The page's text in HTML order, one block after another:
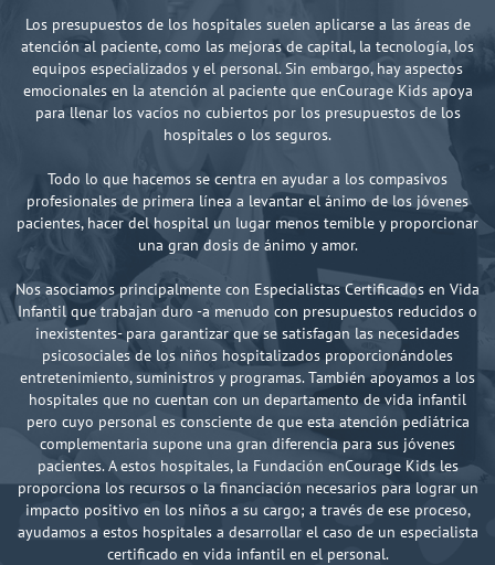
Los presupuestos de los hospitales suelen aplicarse a las áreas de
atención al paciente, como las mejoras de capital, la tecnología, los
equipos especializados y el personal. Sin embargo, hay aspectos
emocionales en la atención al paciente que enCourage Kids apoya
para llenar los vacíos no cubiertos por los presupuestos de los
hospitales o los seguros.
Todo lo que hacemos se centra en ayudar a los compasivos
profesionales de primera línea a levantar el ánimo de los jóvenes
pacientes, hacer del hospital un lugar menos temible y proporcionar
una gran dosis de ánimo y amor.
Nos asociamos principalmente con Especialistas Certificados en Vida
Infantil que trabajan duro -a menudo con presupuestos reducidos o
inexistentes- para garantizar que se satisfagan las necesidades
psicosociales de los niños hospitalizados proporcionándoles
entretenimiento, suministros y programas. También apoyamos a los
hospitales que no cuentan con un departamento de vida infantil
pero cuyo personal es consciente de que esta atención pediátrica
complementaria supone una gran diferencia para sus jóvenes
pacientes. A estos hospitales, la Fundación enCourage Kids les
proporciona los recursos o la financiación necesarios para lograr un
impacto positivo en los niños a su cargo; a través de ese proceso,
ayudamos a estos hospitales a desarrollar el caso de un especialista
certificado en vida infantil en el personal.